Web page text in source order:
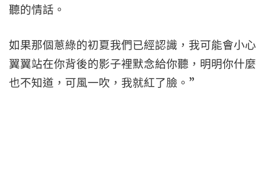
聽的情話。
如果那個蔥綠的初夏我們已經認識，我可能會小心
翼翼站在你背後的影子裡默念給你聽，明明你什麼
也不知道，可風一吹，我就紅了臉。”